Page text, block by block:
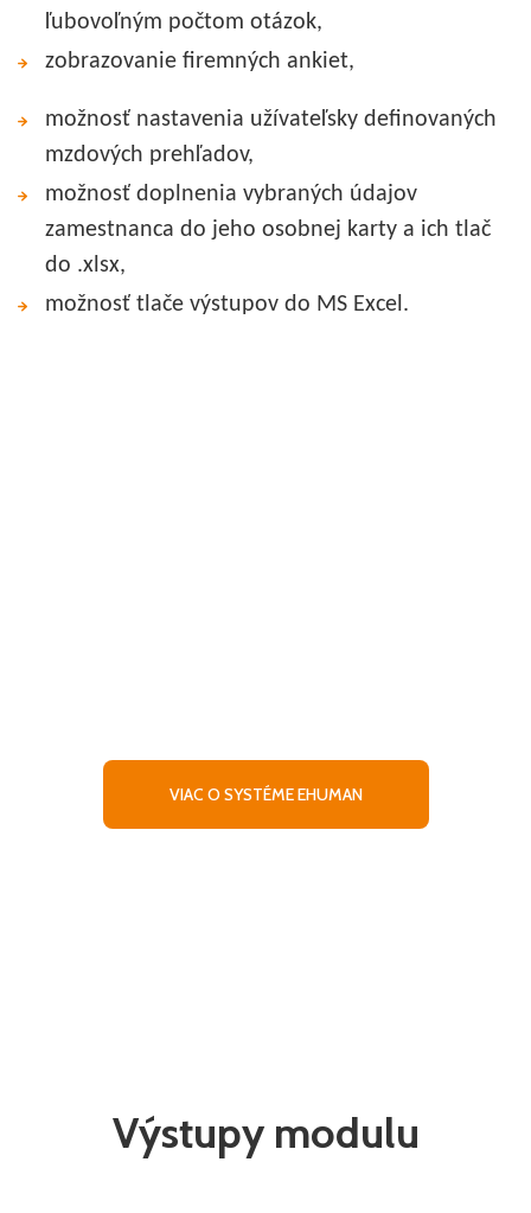
ľubovoľným počtom otázok,
zobrazovanie firemných ankiet,
možnosť nastavenia užívateľsky definovaných
mzdových prehľadov,
možnosť doplnenia vybraných údajov
zamestnanca do jeho osobnej karty a ich tlač
do .xlsx,
možnosť tlače výstupov do MS Excel.
VIAC O SYSTÉME EHUMAN
Výstupy modulu